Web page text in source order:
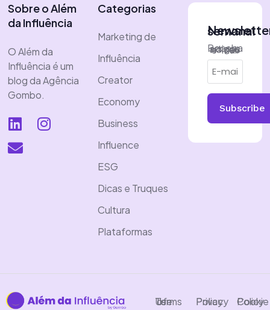
Sobre o Além
da Influência
O Além da
Influência é um
blog da Agência
Gombo.
Categorias
Marketing de
Influência
Creator
Economy
Business
Influence
ESG
Dicas e Truques
Cultura
Plataformas
Newsletter semanal
Receba artigos no seu e-mail
Subscribe
Terms of Use Privacy Policy Cookie Policy